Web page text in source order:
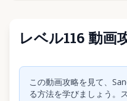
レベル116 動画
クリック
この動画攻略を見て、
る方法を学びましょう。